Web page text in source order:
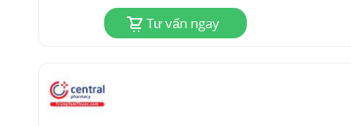
Tư vấn ngay